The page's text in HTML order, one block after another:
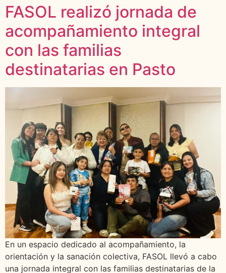
FASOL realizó jornada de
acompañamiento integral
con las familias
destinatarias en Pasto
En un espacio dedicado al acompañamiento, la
orientación y la sanación colectiva, FASOL llevó a cabo
una jornada integral con las familias destinatarias de la